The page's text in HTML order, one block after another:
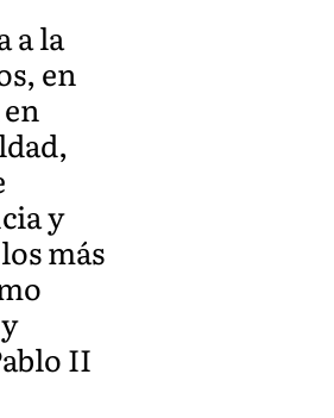
a la
en
y
más
II